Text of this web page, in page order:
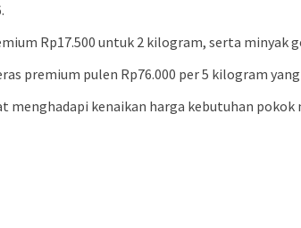
Rp17.500 untuk 2 kilogram, serta minyak
premium pulen Rp76.000 per 5 kilogram
kenaikan harga kebutuhan